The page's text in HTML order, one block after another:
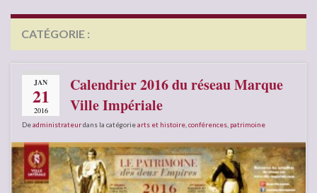
CATÉGORIE :
JAN
21
2016
Calendrier 2016 du réseau Marque
Ville Impériale
Deadministrateurdans la catégoriearts et histoire conférences patrimoine